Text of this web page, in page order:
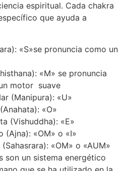
espiritual. Cada chakra
que ayuda a
«S»se pronuncia como un
«M» se pronuncia
motor suave
(Manipura): «U»
«O»
(Vishuddha): «E»
(Ajna): «OM» o «I»
«OM» o «AUM»
son un sistema energético